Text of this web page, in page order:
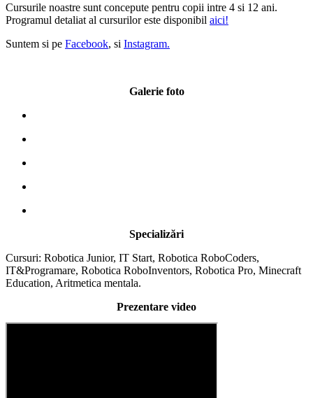
Cursurile noastre sunt concepute pentru copii intre 4 si 12 ani.
Programul detaliat al cursurilor este disponibil aici!
Suntem si pe Facebook, si Instagram.
Galerie foto
Specializări
Cursuri: Robotica Junior, IT Start, Robotica RoboCoders,
IT&Programare, Robotica RoboInventors, Robotica Pro, Minecraft
Education, Aritmetica mentala.
Prezentare video